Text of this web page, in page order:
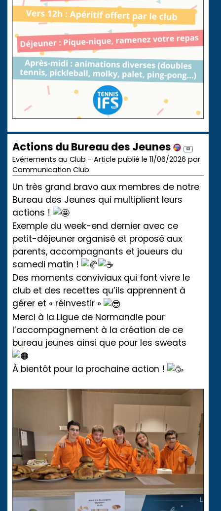
Actions du Bureau des Jeunes
Evénements au Club - Article publié le 11/06/2026 par
Communication Club
Un très grand bravo aux membres de notre
Bureau des Jeunes qui multiplient leurs
actions !
Exemple du week-end dernier avec ce
petit-déjeuner organisé et proposé aux
parents, accompagnants et joueurs du
samedi matin !
Des moments conviviaux qui font vivre le
club et des recettes qu’ils apprennent à
gérer et « réinvestir »
Merci à la Ligue de Normandie pour
l’accompagnement à la création de ce
bureau jeunes ainsi que pour les sweats
À bientôt pour la prochaine action !